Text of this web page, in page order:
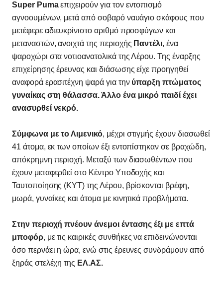
Super Pumaεπιχειρούν για τον εντοπισμό
αγνοουμένων, μετά από σοβαρό ναυάγιο σκάφους που
μετέφερε αδιευκρίνιστο αριθμό προσφύγων και
μεταναστών, ανοιχτά της περιοχής Παντέλι, ένα
ψαροχώρι στα νοτιοανατολικά της Λέρου. Της έναρξης
επιχείρησης έρευνας και διάσωσης είχε προηγηθεί
αναφορά ερασιτέχνη ψαρά για την ύπαρξη πτώματος
γυναίκας στη θάλασσα. Άλλο ένα μικρό παιδί έχει
ανασυρθεί νεκρό.
Σύμφωνα με το Λιμενικό, μέχρι στιγμής έχουν διασωθεί
41 άτομα, εκ των οποίων έξι εντοπίστηκαν σε βραχώδη,
απόκρημνη περιοχή. Μεταξύ των διασωθέντων που
έχουν μεταφερθεί στο Κέντρο Υποδοχής και
Ταυτοποίησης (ΚΥΤ) της Λέρου, βρίσκονται βρέφη,
μωρά, γυναίκες και άτομα με κινητικά προβλήματα.
Στην περιοχή πνέουν άνεμοι έντασης έξι με επτά
μποφόρ, με τις καιρικές συνθήκες να επιδεινώνονται
όσο περνάει η ώρα, ενώ στις έρευνες συνδράμουν από
ξηράς στελέχη της ΕΛ.ΑΣ.